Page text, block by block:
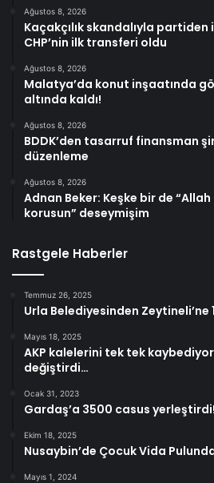
Ağustos 8, 2026
Kaçakçılık skandalıyla
CHP’nin ilk transferi oldu
Ağustos 8, 2026
Malatya’da konut inşaatında
altında kaldı!
Ağustos 8, 2026
BDDK’den tasarruf finansman
düzenleme
Ağustos 8, 2026
Adnan Beker: Keşke bir de “Allah
korusun” deseymişim
Rastgele Haberler
Temmuz 26, 2025
Urla Belediyesinden Zeytineli’ne
Mayıs 18, 2025
AKP kalelerini tek tek
değiştirdi…
Ocak 31, 2023
Gardaş’a 3500 casus
Ekim 18, 2025
Nusaybin’de Çocuk Vida
Mayıs 1, 2024